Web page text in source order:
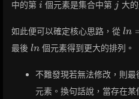
中的第 i
i 個元素是集合中第 jj 大
如此便可以確定核心思路，從 ln
最後 ln
ln 個元素得到更大的排列。
不難發現若無法修改，則最
元素。換句話說，當存在某